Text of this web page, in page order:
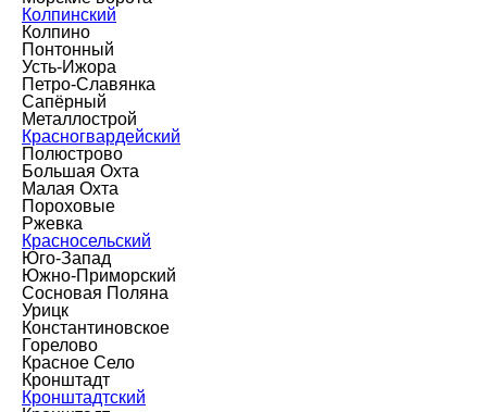
Колпинский
Колпино
Понтонный
Усть-Ижора
Петро-Славянка
Сапёрный
Металлострой
Красногвардейский
Полюстрово
Большая Охта
Малая Охта
Пороховые
Ржевка
Красносельский
Юго-Запад
Южно-Приморский
Сосновая Поляна
Урицк
Константиновское
Горелово
Красное Село
Кронштадт
Кронштадтский